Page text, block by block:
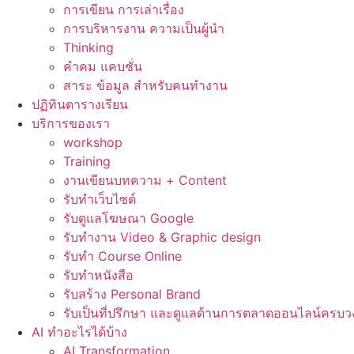
การเขียน การเล่าเรื่อง
การบริหารงาน ความเป็นผู้นำ
Thinking
คำคม แคบชั่น
สาระ ข้อมูล สำหรับคนทำงาน
ปฏิทินตารางเรียน
บริการของเรา
workshop
Training
งานเขียนบทความ + Content
รับทำเว็บไซต์
รับดูแลโฆษณา Google
รับทำงาน Video & Graphic design
รับทำ Course Online
รับทำหนังสือ
รับสร้าง Personal Brand
รับเป็นที่ปรึกษา และดูแลด้านการตลาดออนไลน์ครบว
AI ทำอะไรได้บ้าง
AI Transformation